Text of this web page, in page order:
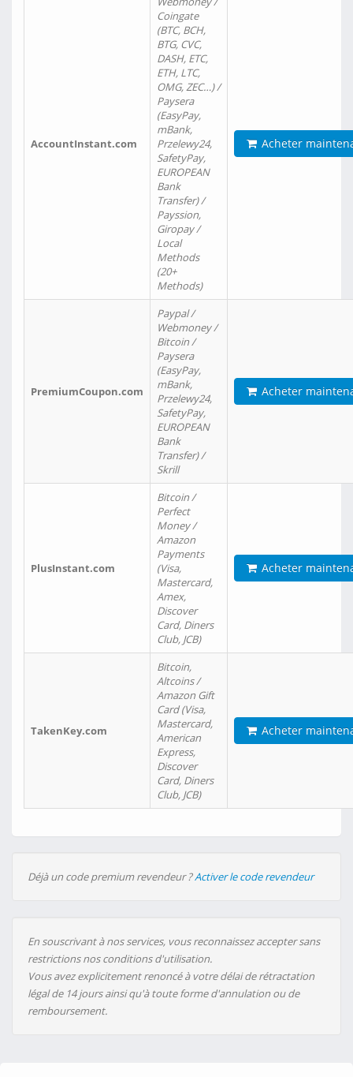
AccountInstant.com
Coingate
(BTC, BCH,
BTG, CVC,
DASH, ETC,
ETH, LTC,
OMG, ZEC…) /
Paysera
(EasyPay,
mBank,
Przelewy24,
SafetyPay,
EUROPEAN
Bank
Transfer) /
Payssion,
Giropay /
Local
Methods
(20+
Methods)
Acheter
PremiumCoupon.com
Paypal /
Webmoney /
Bitcoin /
Paysera
(EasyPay,
mBank,
Przelewy24,
SafetyPay,
EUROPEAN
Bank
Transfer) /
Skrill
Acheter
PlusInstant.com
Bitcoin /
Perfect
Money /
Amazon
Payments
(Visa,
Mastercard,
Amex,
Discover
Card, Diners
Club, JCB)
Acheter
TakenKey.com
Bitcoin,
Altcoins /
Amazon Gift
Card (Visa,
Mastercard,
American
Express,
Discover
Card, Diners
Club, JCB)
Acheter
Déjà un code premium revendeur ?Activer le code revendeur
En souscrivant à nos services, vous reconnaissez accepter sans
restrictions nos conditions d'utilisation.
Vous avez explicitement renoncé à votre délai de rétractation
légal de 14 jours ainsi qu'à toute forme d'annulation ou de
remboursement.